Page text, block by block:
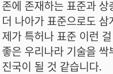
존에 존재하는 표준과
더 나아가 표준으로도
제가 특허나 표준 이런
좋은 우리나라 기술을
진국이 될 것 같습니다.